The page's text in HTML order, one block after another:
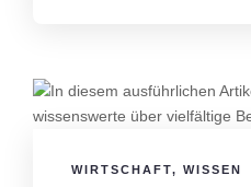
WIRTSCHAFT, WISSEN